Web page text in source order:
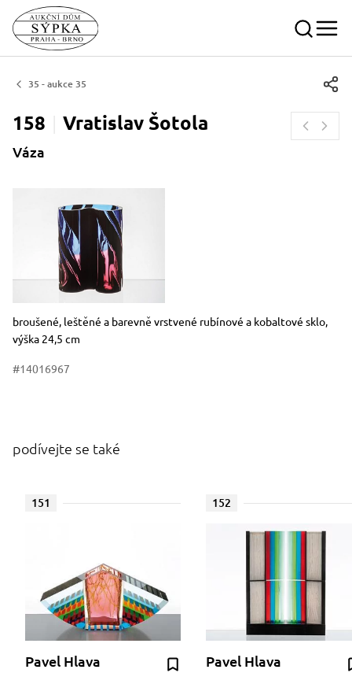
35 - aukce 35
158 Vratislav Šotola
Váza
Rozměry
Stručný popis předmětu
broušené, leštěné a barevně vrstvené rubínové a kobaltové sklo,
výška 24,5 cm
#14016967
podívejte se také
151
Pavel Hlava
152
Pavel Hlava